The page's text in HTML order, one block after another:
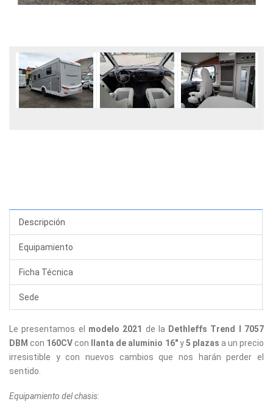
Descripción
Equipamiento
Ficha Técnica
Sede
Le presentamos el modelo 2021 de la Dethleffs Trend I 7057
DBM con 160CV con llanta de aluminio 16"y5 plazas a un precio
irresistible y con nuevos cambios que nos harán perder el
sentido.
Equipamiento del chasis: